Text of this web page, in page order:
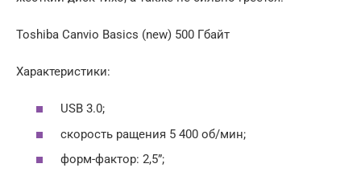
Toshiba Canvio Basics (new) 500 Гбайт
Характеристики:
USB 3.0;
скорость ращения 5 400 об/мин;
форм-фактор: 2,5”;